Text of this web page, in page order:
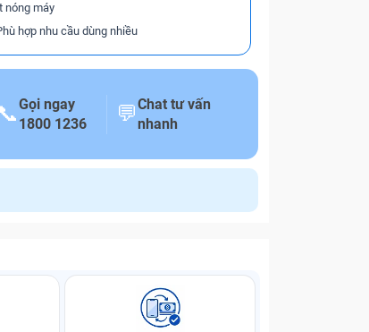
nóng máy
hợp nhu cầu dùng nhiều
📞Gọi ngay
1800 1236
💬Chat tư vấn
nhanh